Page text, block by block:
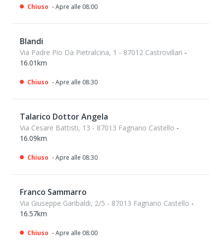
Chiuso - Apre alle 08:00
Blandi
Via Padre Pio Da Pietralcina, 1 - 87012 Castrovillari -
16.01km
Chiuso - Apre alle 08:30
Talarico Dottor Angela
Via Cesare Battisti, 13 - 87013 Fagnano Castello -
16.09km
Chiuso - Apre alle 08:30
Franco Sammarro
Via Giuseppe Garibaldi, 2/5 - 87013 Fagnano Castello -
16.57km
Chiuso - Apre alle 08:00